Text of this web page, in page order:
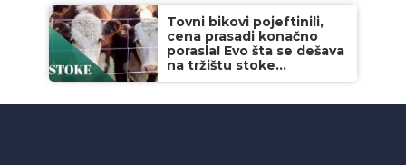
Tovni bikovi pojeftinili,
cena prasadi konačno
porasla! Evo šta se dešava
na tržištu stoke...